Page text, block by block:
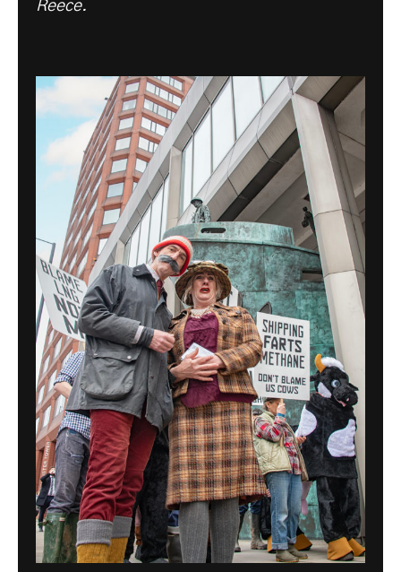
Reece.